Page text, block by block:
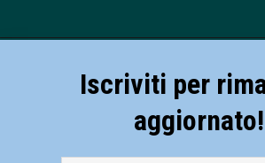
Iscriviti per
aggiornato!